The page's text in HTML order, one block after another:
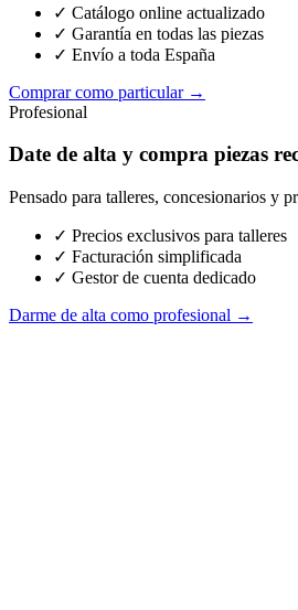
✓ Catálogo online actualizado
✓ Garantía en todas las piezas
✓ Envío a toda España
Comprar como particular →
Profesional
Date de alta y compra piezas
Pensado para talleres, concesionarios y
✓ Precios exclusivos para talleres
✓ Facturación simplificada
✓ Gestor de cuenta dedicado
Darme de alta como profesional →